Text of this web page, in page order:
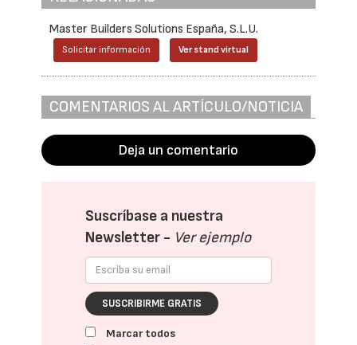
Master Builders Solutions España, S.L.U.
Solicitar información Ver stand virtual
COMENTARIOS AL ARTÍCULO/NOTICIA
Deja un comentario
Suscríbase a nuestra
Newsletter - Ver ejemplo
SUSCRIBIRME GRATIS
Marcar todos